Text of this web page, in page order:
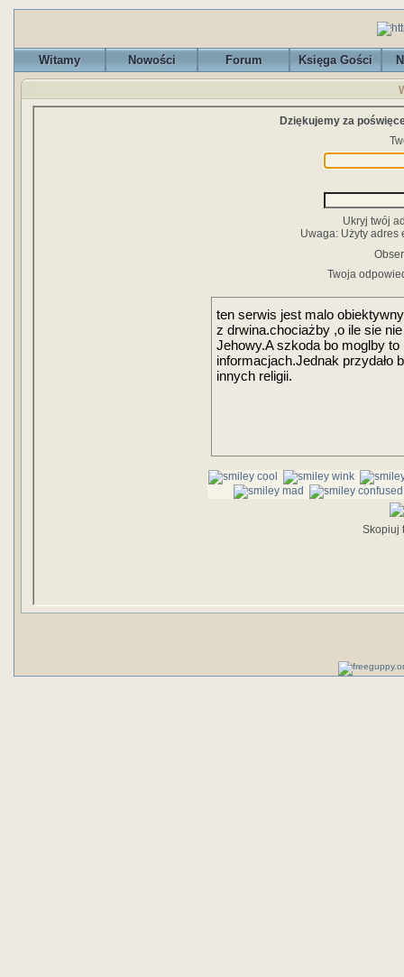
Witamy Nowości Forum Księga Gości
Dziękujemy za
Ukryj twój
Uwaga: Użyty adres
Twoja
ten serwis jest malo
z drwina.chociażby ,o ile sie
Jehowy.A szkoda bo moglby
informacjach.Jednak przydało
innych religii.
Skopiuj